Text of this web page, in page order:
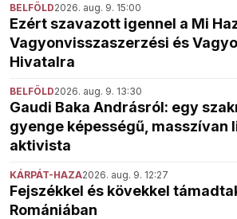
BELFÖLD2026. aug. 9. 15:00
Ezért szavazott igennel a Mi
Vagyonvisszaszerzési és
Hivatalra
BELFÖLD2026. aug. 9. 13:30
Gaudi Baka Andrásról: egy
gyenge képességű, masszívan
aktivista
KÁRPÁT-HAZA2026. aug. 9. 12:27
Fejszékkel és kövekkel
Romániában